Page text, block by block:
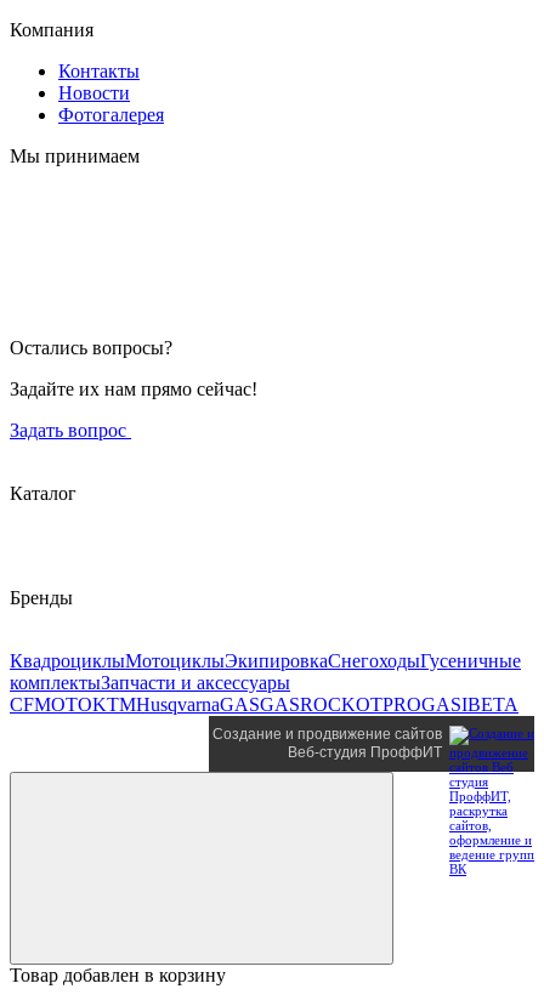
Компания
Контакты
Новости
Фотогалерея
Мы принимаем
Остались вопросы?
Задайте их нам прямо сейчас!
Задать вопрос
Каталог
Бренды
КвадроциклыМотоциклыЭкипировкаСнегоходыГусеничные
комплектыЗапчасти и аксессуары
CFMOTOKTMHusqvarnaGASGASROCKOTPROGASIBETA
Создание и продвижение сайтов
Веб-студия ПроффИТ
Товар добавлен в корзину